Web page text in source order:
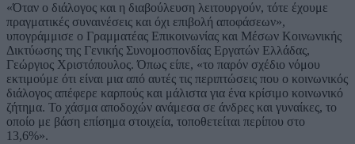
«Όταν ο διάλογος και η διαβούλευση λειτουργούν, τότε έχουμε
πραγματικές συναινέσεις και όχι επιβολή αποφάσεων»,
υπογράμμισε ο Γραμματέας Επικοινωνίας και Μέσων Κοινωνικής
Δικτύωσης της Γενικής Συνομοσπονδίας Εργατών Ελλάδας,
Γεώργιος Χριστόπουλος. Όπως είπε, «το παρόν σχέδιο νόμου
εκτιμούμε ότι είναι μια από αυτές τις περιπτώσεις που ο κοινωνικός
διάλογος απέφερε καρπούς και μάλιστα για ένα κρίσιμο κοινωνικό
ζήτημα. Το χάσμα αποδοχών ανάμεσα σε άνδρες και γυναίκες, το
οποίο με βάση επίσημα στοιχεία, τοποθετείται περίπου στο
13,6%».